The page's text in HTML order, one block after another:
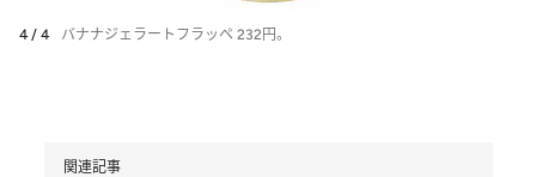
4 / 4 バナナジェラートフラッペ 232円。
関連記事